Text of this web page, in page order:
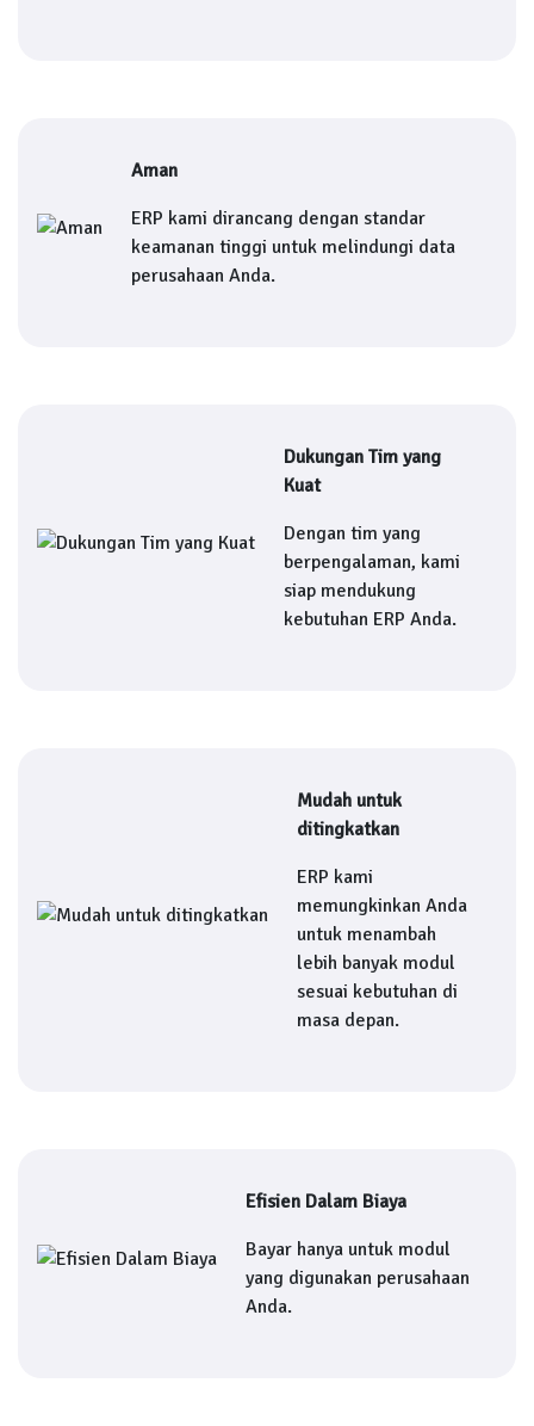
Aman
ERP kami dirancang dengan standar
keamanan tinggi untuk melindungi data
perusahaan Anda.
Dukungan Tim yang
Kuat
Dengan tim yang
berpengalaman, kami
siap mendukung
kebutuhan ERP Anda.
Mudah untuk
ditingkatkan
ERP kami
memungkinkan Anda
untuk menambah
lebih banyak modul
sesuai kebutuhan di
masa depan.
Efisien Dalam Biaya
Bayar hanya untuk modul
yang digunakan perusahaan
Anda.